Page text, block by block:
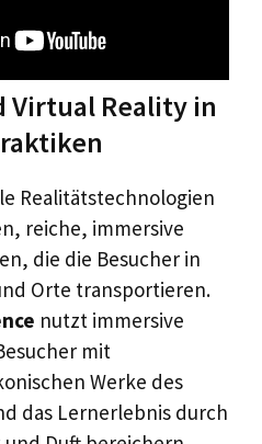
Reality in
Realitätstechnologien
reiche, immersive
die die Besucher in
Orte transportieren.
nutzt immersive
mit
Werke des
das Lernerlebnis durch